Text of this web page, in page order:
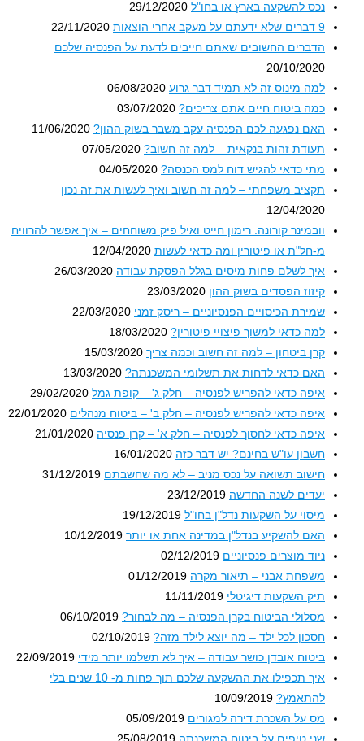
נכס להשקעה בארץ או בחו"ל 29/12/2020
22/11/2020
הדברים החשובים שאתם חייבים לדעת על הפנסיה שלכם
20/10/2020
למה מינוס זה לא תמיד דבר גרוע 06/08/2020
כמה ביטוח חיים אתם צריכים? 03/07/2020
האם נפגעה לכם הפנסיה עקב משבר בשוק ההון? 11/06/2020
תעודת זהות בנקאית – למה זה חשוב? 07/05/2020
מתי כדאי להגיש דוח למס הכנסה? 04/05/2020
תקציב משפחתי – למה זה חשוב ואיך לעשות את זה נכון
12/04/2020
וובמינר קורונה: רימון חייט ואיל פיק משוחחים – איך אפשר להרוויח
מ-חל"ת או פיטורין ומה כדאי לעשות 12/04/2020
איך לשלם פחות מיסים בגלל הפסקת עבודה 26/03/2020
קיזוז הפסדים בשוק ההון 23/03/2020
שמירת הכיסויים הפנסיוניים – ריסק זמני 22/03/2020
למה כדאי למשוך פיצויי פיטורין? 18/03/2020
קרן ביטחון – למה זה חשוב וכמה צריך 15/03/2020
האם כדאי לדחות את תשלומי המשכנתה? 13/03/2020
איפה כדאי להפריש לפנסיה – חלק ג' – קופת גמל 29/02/2020
איפה כדאי להפריש לפנסיה – חלק ב' – ביטוח מנהלים 22/01/2020
איפה כדאי לחסוך לפנסיה – חלק א' – קרן פנסיה 21/01/2020
חשבון עו"ש בחינם? יש דבר כזה 16/01/2020
חישוב תשואה על נכס מניב – לא מה שחשבתם 31/12/2019
יעדים לשנה החדשה 23/12/2019
מיסוי על השקעות נדל"ן בחו"ל 19/12/2019
האם להשקיע בנדל"ן במדינה אחת או יותר 10/12/2019
ניוד מוצרים פנסיוניים 02/12/2019
משפחת אבני – תיאור מקרה 01/12/2019
תיק השקעות דיגיטלי 11/11/2019
מסלולי הביטוח בקרן הפנסיה – מה לבחור? 06/10/2019
חסכון לכל ילד – מה יוצא לילד מזה? 02/10/2019
ביטוח אובדן כושר עבודה – איך לא תשלמו יותר מידי 22/09/2019
איך תכפילו את ההשקעה שלכם תוך פחות מ- 10 שנים בלי
להתאמץ? 10/09/2019
מס על השכרת דירה למגורים 05/09/2019
שני טיפים על ביטוח המשכנתה 25/08/2019